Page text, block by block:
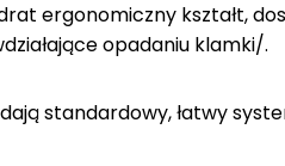
ergonomiczny kształt,
opadaniu klamki/.
standardowy, łatwy